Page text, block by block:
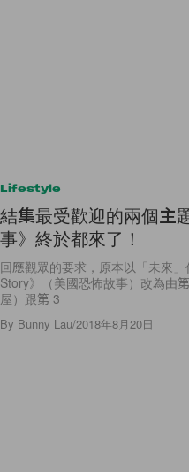
Lifestyle
結集最受歡迎的兩個主
事》終於都來了！
回應觀眾的要求，原本以「未來
Story》（美國恐怖故事）改為由
屋）跟第 3
By Bunny Lau/2018年8月20日